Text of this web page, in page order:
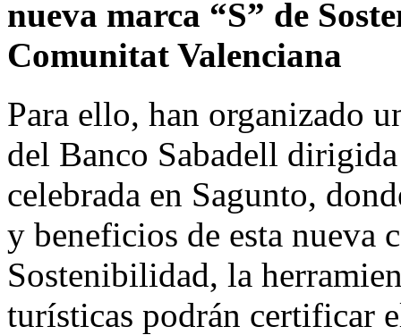
nueva marca “S” de
Comunitat Valenciana
Para ello, han organizado
del Banco Sabadell
celebrada en Sagunto,
y beneficios de esta nueva
Sostenibilidad, la
turísticas podrán certificar